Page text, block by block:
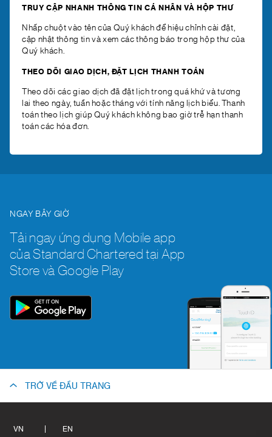
TRUY CẬP NHANH THÔNG TIN CÁ NHÂN VÀ HỘP THƯ
Nhấp chuột vào tên của Quý khách để hiệu chỉnh cài đặt,
cập nhật thông tin và xem các thông báo trong hộp thư của
Quý khách.
THEO DÕI GIAO DỊCH, ĐẶT LỊCH THANH TOÁN
Theo dõi các giao dịch đã đặt lịch trong quá khứ và tương
lai theo ngày, tuần hoặc tháng với tính năng lịch biểu. Thanh
toán theo lịch giúp Quý khách không bao giờ trễ hạn thanh
toán các hóa đơn.
NGAY BÂY GIỜ
Tải ngay ứng dụng Mobile app
của Standard Chartered tại App
Store và Google Play
TRỞ VỀ ĐẦU TRANG
VN EN